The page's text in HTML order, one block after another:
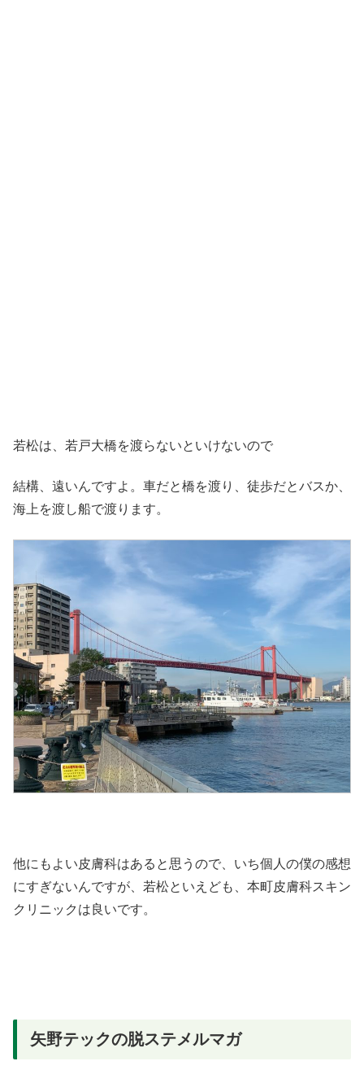
若松は、若戸大橋を渡らないといけないので
結構、遠いんですよ。車だと橋を渡り、徒歩だとバスか、
海上を渡し船で渡ります。
他にもよい皮膚科はあると思うので、いち個人の僕の感想
にすぎないんですが、若松といえども、本町皮膚科スキン
クリニックは良いです。
矢野テックの脱ステメルマガ